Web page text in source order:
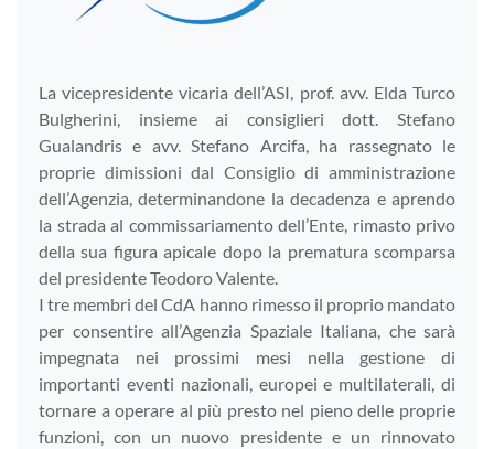
La vicepresidente vicaria dell’ASI, prof. avv. Elda Turco
Bulgherini, insieme ai consiglieri dott. Stefano
Gualandris e avv. Stefano Arcifa, ha rassegnato le
proprie dimissioni dal Consiglio di amministrazione
dell’Agenzia, determinandone la decadenza e aprendo
la strada al commissariamento dell’Ente, rimasto privo
della sua figura apicale dopo la prematura scomparsa
del presidente Teodoro Valente.
I tre membri del CdA hanno rimesso il proprio mandato
per consentire all’Agenzia Spaziale Italiana, che sarà
impegnata nei prossimi mesi nella gestione di
importanti eventi nazionali, europei e multilaterali, di
tornare a operare al più presto nel pieno delle proprie
funzioni, con un nuovo presidente e un rinnovato